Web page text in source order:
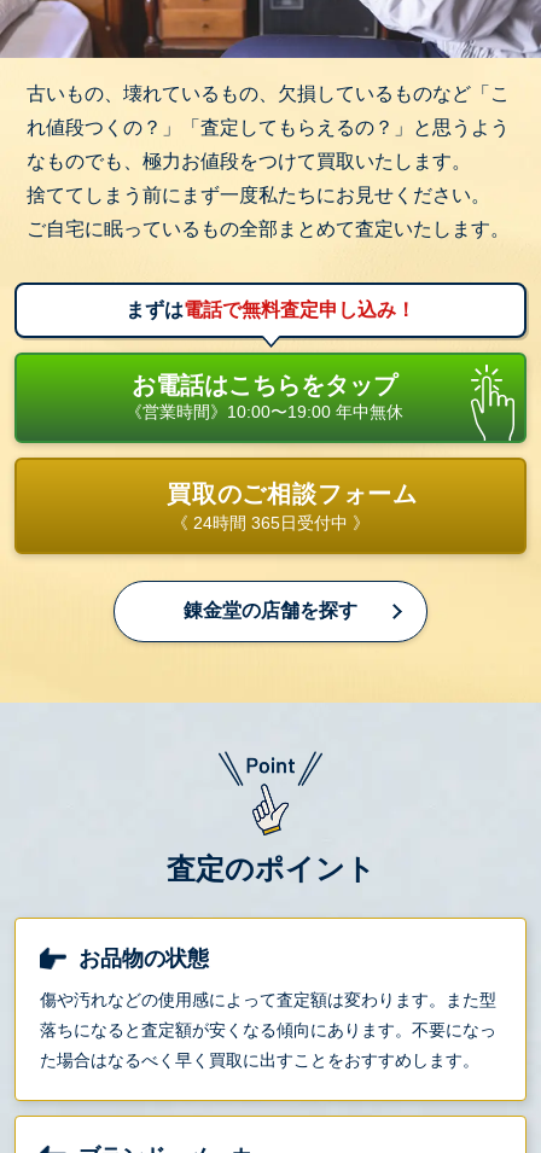
古いもの、壊れているもの、欠損しているものなど「こ
れ値段つくの？」「査定してもらえるの？」と思うよう
なものでも、極力お値段をつけて買取いたします。
捨ててしまう前にまず一度私たちにお見せください。
ご自宅に眠っているもの全部まとめて査定いたします。
まずは電話で無料査定申し込み！
お電話はこちらをタップ
《営業時間》10:00〜19:00 年中無休
買取のご相談フォーム
《 24時間 365日受付中 》
錬金堂の店舗を探す
査定のポイント
お品物の状態
傷や汚れなどの使用感によって査定額は変わります。また型
落ちになると査定額が安くなる傾向にあります。不要になっ
た場合はなるべく早く買取に出すことをおすすめします。